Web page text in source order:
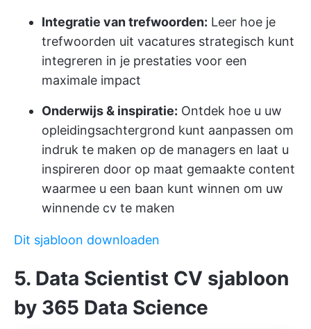
Integratie van trefwoorden: Leer hoe je
trefwoorden uit vacatures strategisch kunt
integreren in je prestaties voor een
maximale impact
Onderwijs & inspiratie: Ontdek hoe u uw
opleidingsachtergrond kunt aanpassen om
indruk te maken op de managers en laat u
inspireren door op maat gemaakte content
waarmee u een baan kunt winnen om uw
winnende cv te maken
Dit sjabloon downloaden
5. Data Scientist CV sjabloon
by 365 Data Science